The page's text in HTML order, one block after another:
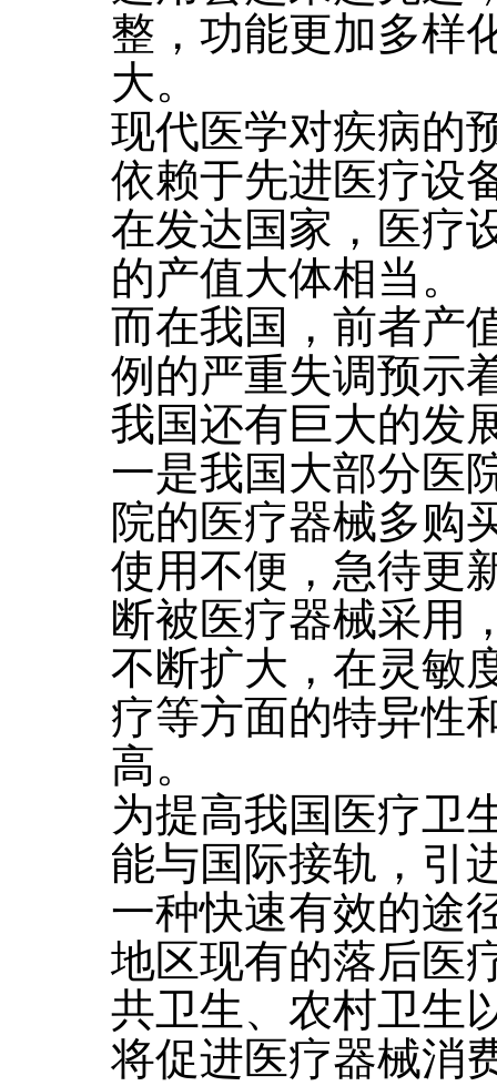
整，功能更加多样
大。
现代医学对疾病的
依赖于先进医疗设
在发达国家，医疗
的产值大体相当。
而在我国，前者产
例的严重失调预示
我国还有巨大的发
一是我国大部分医
院的医疗器械多购
使用不便，急待更
断被医疗器械采用
不断扩大，在灵敏
疗等方面的特异性
高。
为提高我国医疗卫
能与国际接轨，引
一种快速有效的途
地区现有的落后医
共卫生、农村卫生
将促进医疗器械消